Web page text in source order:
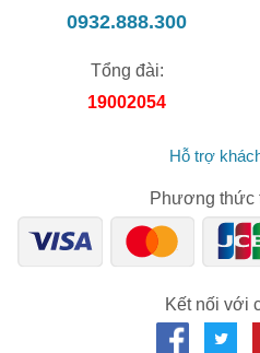
0932.888.300
Tổng đài:
19002054
Hỗ trợ
Phương thức
Kết nối với
Số lần áp dụng:1lần
Chỉ áp dụng cho gian hàng:
LẤY MÃ